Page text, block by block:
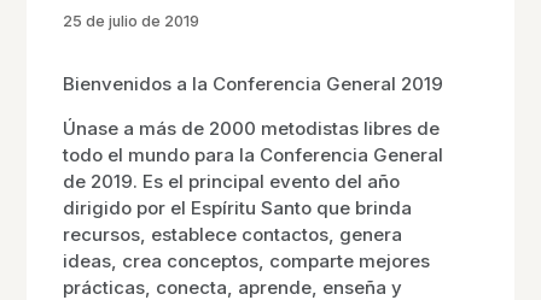
25 de julio de 2019
Bienvenidos a la Conferencia General 2019
Únase a más de 2000 metodistas libres de
todo el mundo para la Conferencia General
de 2019. Es el principal evento del año
dirigido por el Espíritu Santo que brinda
recursos, establece contactos, genera
ideas, crea conceptos, comparte mejores
prácticas, conecta, aprende, enseña y